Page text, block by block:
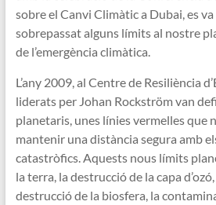
sobre el Canvi Climàtic a Dubai, es va
sobrepassat alguns límits al nostre
de l’emergència climàtica.
L’any 2009, al Centre de Resiliència
liderats per Johan Rockström van
planetaris, unes línies vermelles que
mantenir una distància segura amb
catastròfics. Aquests nous límits
la terra, la destrucció de la capa
destrucció de la biosfera, la